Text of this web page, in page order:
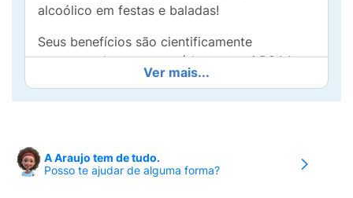
alcoólico em festas e baladas!
Seus benefícios são cientificamente
comprovados para a saúde e possui BCAA,
CAFEINA, VITAMINAS B+ e C, Suco de frutos
e baixo teor de açúcar! Uma alternativa
BENEFÍCIOS:
Ver mais...
A Araujo tem de tudo.
Posso te ajudar de alguma forma?